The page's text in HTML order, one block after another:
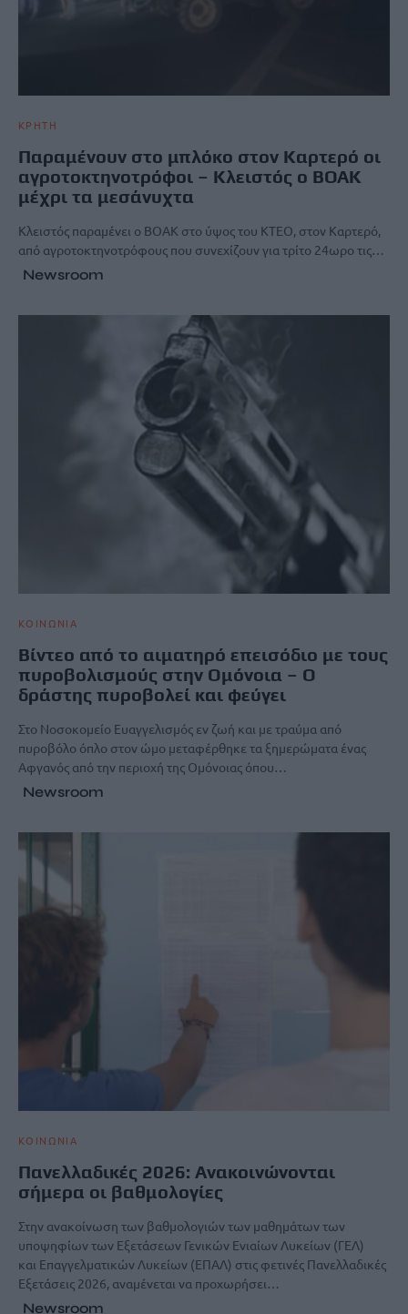
ΚΡΗΤΗ
Παραμένουν στο μπλόκο στον Καρτερό οι
αγροτοκτηνοτρόφοι – Κλειστός ο ΒΟΑΚ
μέχρι τα μεσάνυχτα
Κλειστός παραμένει ο ΒΟΑΚ στο ύψος του ΚΤΕΟ, στον Καρτερό,
από αγροτοκτηνοτρόφους που συνεχίζουν για τρίτο 24ωρο τις…
Newsroom
ΚΟΙΝΩΝΙΑ
Βίντεο από το αιματηρό επεισόδιο με τους
πυροβολισμούς στην Ομόνοια – Ο
δράστης πυροβολεί και φεύγει
Στο Νοσοκομείο Ευαγγελισμός εν ζωή και με τραύμα από
πυροβόλο όπλο στον ώμο μεταφέρθηκε τα ξημερώματα ένας
Αφγανός από την περιοχή της Ομόνοιας όπου…
Newsroom
ΚΟΙΝΩΝΙΑ
Πανελλαδικές 2026: Ανακοινώνονται
σήμερα οι βαθμολογίες
Στην ανακοίνωση των βαθμολογιών των μαθημάτων των
υποψηφίων των Εξετάσεων Γενικών Ενιαίων Λυκείων (ΓΕΛ)
και Επαγγελματικών Λυκείων (ΕΠΑΛ) στις φετινές Πανελλαδικές
Εξετάσεις 2026, αναμένεται να προχωρήσει…
Newsroom